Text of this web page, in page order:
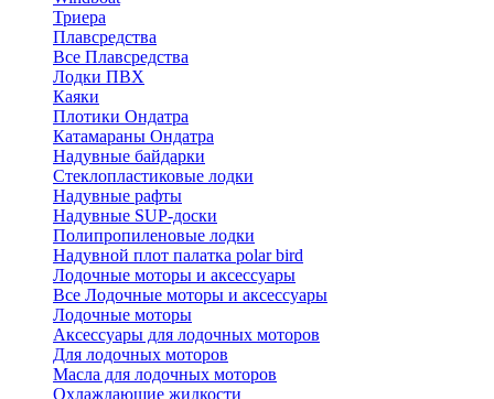
Триера
Плавсредства
Все Плавсредства
Лодки ПВХ
Каяки
Плотики Ондатра
Катамараны Ондатра
Надувные байдарки
Стеклопластиковые лодки
Надувные рафты
Надувные SUP-доски
Полипропиленовые лодки
Надувной плот палатка polar bird
Лодочные моторы и аксессуары
Все Лодочные моторы и аксессуары
Лодочные моторы
Аксессуары для лодочных моторов
Для лодочных моторов
Масла для лодочных моторов
Охлаждающие жидкости